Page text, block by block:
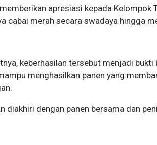
apresiasi kepada
cabai merah secara swadaya hingga
keberhasilan tersebut menjadi
menghasilkan panen yang
diakhiri dengan panen bersama dan